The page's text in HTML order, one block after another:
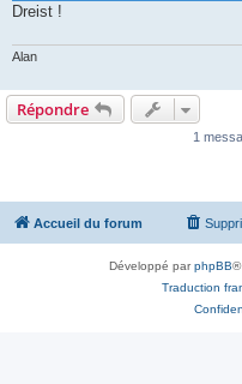
Dreist !
Alan
Répondre
1
Accueil du forum
Développé parphpBB®
Traduction